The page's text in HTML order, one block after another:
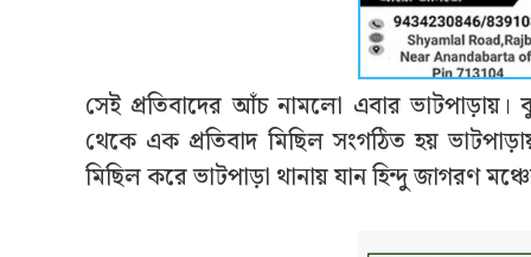
সেই প্রতিবাদের আঁচ নামলো এবার ভাটপাড়ায়।
থেকে এক প্রতিবাদ মিছিল সংগঠিত হয়
মিছিল করে ভাটপাড়া থানায় যান হিন্দু জাগরণ